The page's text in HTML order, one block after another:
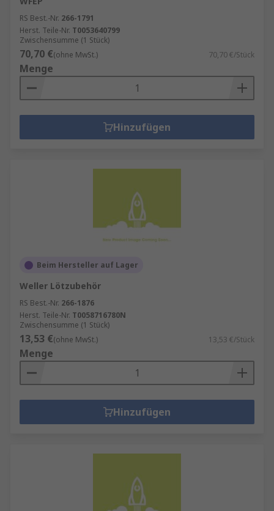
RS Best.-Nr. 266-1791
Herst. Teile-Nr. T0053640799
Zwischensumme (1 Stück)
70,70 €(ohne MwSt.) 70,70 €/Stück
Menge
Hinzufügen
Beim Hersteller auf Lager
Weller Lötzubehör
RS Best.-Nr. 266-1876
Herst. Teile-Nr. T0058716780N
Zwischensumme (1 Stück)
13,53 €(ohne MwSt.) 13,53 €/Stück
Menge
Hinzufügen